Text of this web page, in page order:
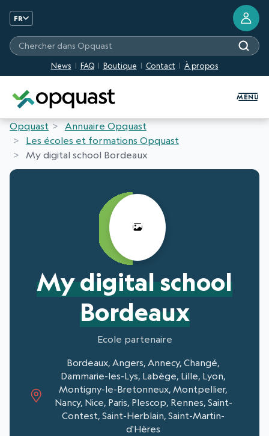
FR
News FAQ Boutique Contact À propos
Chercher dans Opquast
MENU
Opquast
Annuaire Opquast
Les écoles et formations Opquast
My digital school Bordeaux
My digital school
Bordeaux
Ecole partenaire
Bordeaux, Angers, Annecy, Changé,
Dammarie-les-Lys, Labège, Lille, Lyon,
Montigny-le-Bretonneux, Montpellier,
Nancy, Nice, Paris, Plescop, Rennes, Saint-
Contest, Saint-Herblain, Saint-Martin-
d'Hères